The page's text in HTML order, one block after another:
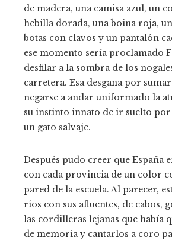
de madera, una camisa azul, un
hebilla dorada, una boina roja,
botas con clavos y un pantalón
ese momento sería proclamado
desfilar a la sombra de los
carretera. Esa desgana por
negarse a andar uniformado la
su instinto innato de ir suelto
un gato salvaje.
Después pudo creer que España
con cada provincia de un color
pared de la escuela. Al parecer,
ríos con sus afluentes, de cabos,
las cordilleras lejanas que había
de memoria y cantarlos a coro